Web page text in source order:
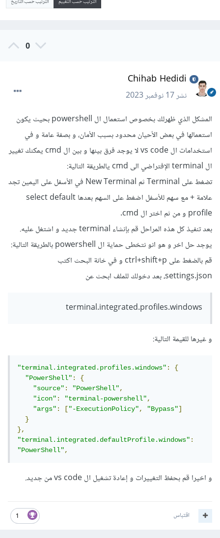
الترتيب حسب التقييم الترتيب حسب التاريخ
0
Chihab Hedidi
نشر17 نوفمبر 2023
المشكل الذي ظهرلك بخصوص استعمال ال powershell بحيث يكون
استعمالها في بعض الأحيان محدود بسبب الأمان، و بصفة عامة و في
استخدامات ال vs code لا يوجد فرق بينها و بين ال cmd يمكنك تغيير
ال terminal الإفتراضي الى cmd يالطريقة التالية:
تضغط على Terminal ثم New Terminal في الأسفل على اليمين تجد
علامة + مع سهم للأسفل اضغط على السهم بعدها select default
profile و من ثم اختر ال cmd.
بعد تنفيذ كل هذه المراحل قم بإنشاء terminal جديد و اشتغل عليه.
يوجد حل اخر و هو انو نتخطى حماية ال powershell بالطريقة التالية:
قم بالضغط على ctrl+shift+p و في خانة البحث اكتب
settings.json، بعد دخولك للملف ابحث عن
terminal.integrated.profiles.windows
و غيرها للقيمة التالية:
"terminal.integrated.profiles.windows":
{
"PowerShell":
{
"source": "PowerShell",
"icon": "terminal-powershell",
"args": ["-ExecutionPolicy", "Bypass"]
}
},
"terminal.integrated.defaultProfile.windows":
"PowerShell",
و اخيرا قم بحفظ التغييرات و إعادة تشغيل ال vs code من جديد.
1 اقتباس